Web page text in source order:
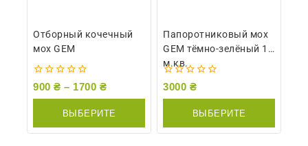
Отборный кочечный
мох GEM
0
900 ₴ – 1700 ₴
ВЫБЕРИТЕ
ПАРАМЕТРЫ
Папоротниковый мох
GEM тёмно-зелёный 1
м.кв.
0
3000 ₴
ВЫБЕРИТЕ
ПАРАМЕТРЫ